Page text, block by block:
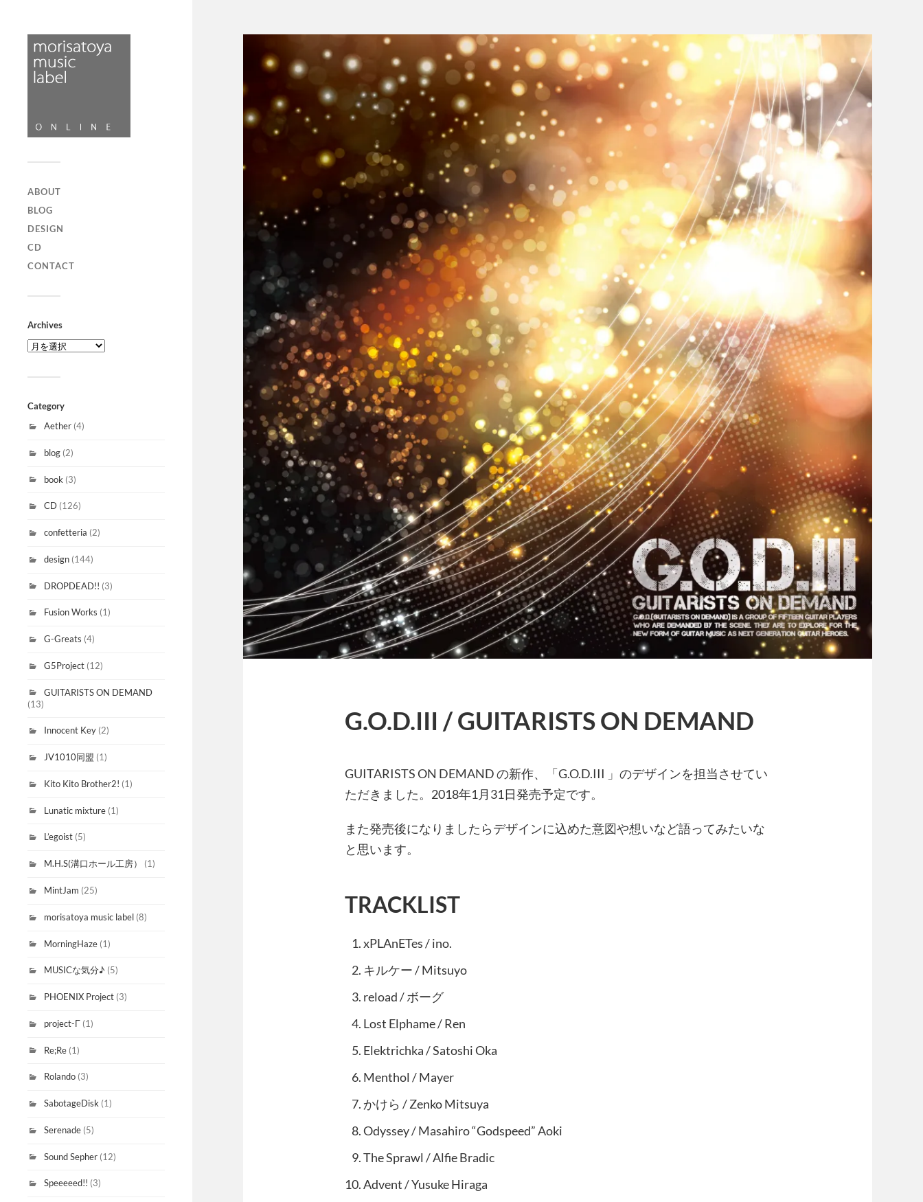
ABOUT
BLOG
DESIGN
CD
CONTACT
Archives
Category
Aether (4)
blog (2)
book (3)
CD (126)
confetteria (2)
design (144)
DROPDEAD!! (3)
Fusion Works (1)
G-Greats (4)
G5Project (12)
GUITARISTS ON DEMAND
(13)
Innocent Key (2)
JV1010同盟 (1)
Kito Kito Brother2! (1)
Lunatic mixture (1)
L’egoist (5)
M.H.S(溝口ホール工房） (1)
MintJam (25)
morisatoya music label (8)
MorningHaze (1)
MUSICな気分♪ (5)
PHOENIX Project (3)
project-Γ (1)
Re;Re (1)
Rolando (3)
SabotageDisk (1)
Serenade (5)
Sound Sepher (12)
Speeeeed!! (3)
G.O.D.III / GUITARISTS ON DEMAND
GUITARISTS ON DEMAND の新作、「G.O.D.III 」のデザインを担当させてい
ただきました。2018年1月31日発売予定です。
また発売後になりましたらデザインに込めた意図や想いなど語ってみたいな
と思います。
TRACKLIST
xPLAnETes / ino.
キルケー / Mitsuyo
reload / ボーグ
Lost Elphame / Ren
Elektrichka / Satoshi Oka
Menthol / Mayer
かけら / Zenko Mitsuya
Odyssey / Masahiro “Godspeed” Aoki
The Sprawl / Alfie Bradic
Advent / Yusuke Hiraga